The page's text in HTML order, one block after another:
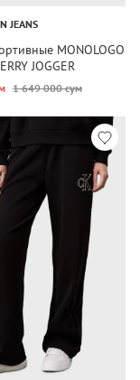
JEANS
MONOLOGO
JOGGER
1 649 000 сум